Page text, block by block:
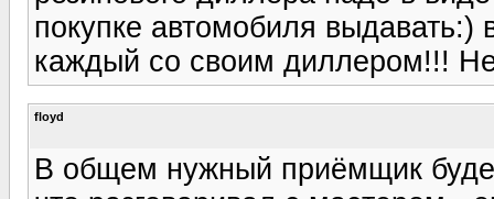
покупке автомобиля выдавать:)
каждый со своим диллером!!!
floyd
В общем нужный приёмщик